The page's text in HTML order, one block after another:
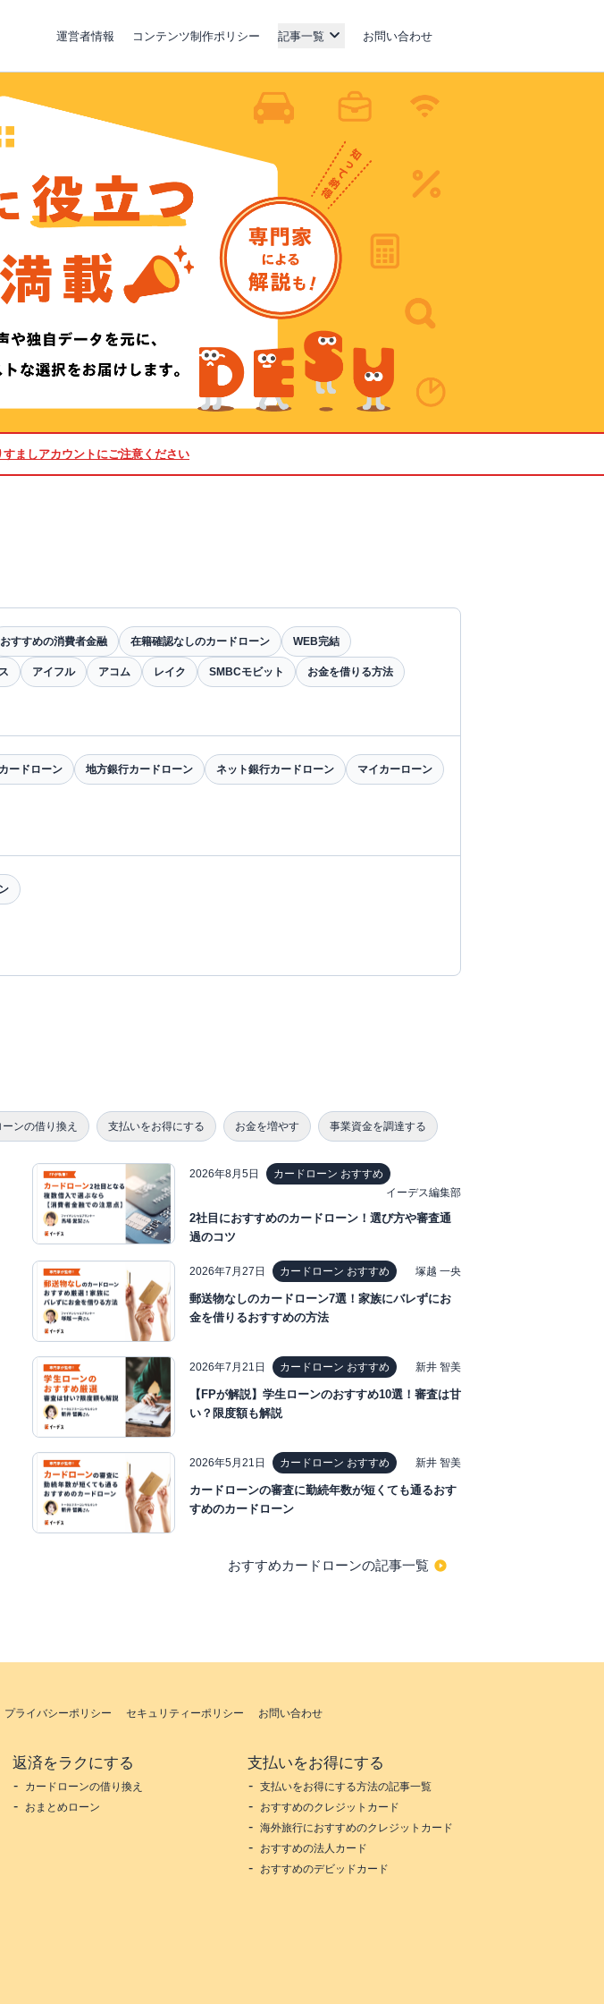
運営者情報 コンテンツ制作ポリシー 記事一覧 お問い合わせ
すましアカウントにご注意ください
おすすめの消費者金融 在籍確認なしのカードローン WEB完結
アイフル アコム レイク SMBCモビット お金を借りる方法
ードローン 地方銀行カードローン ネット銀行カードローン マイカーローン
ンの借り換え 支払いをお得にする お金を増やす 事業資金を調達する
2026年8月5日
カードローン おすすめ
イーデス編集部
2社目におすすめのカードローン！選び方や審査通
過のコツ
2026年7月27日 カードローン おすすめ 塚越 一央
郵送物なしのカードローン7選！家族にバレずにお
金を借りるおすすめの方法
2026年7月21日 カードローン おすすめ 新井 智美
【FPが解説】学生ローンのおすすめ10選！審査は甘
い？限度額も解説
2026年5月21日 カードローン おすすめ 新井 智美
カードローンの審査に勤続年数が短くても通るおす
すめのカードローン
おすすめカードローンの記事一覧
プライバシーポリシー セキュリティーポリシー お問い合わせ
返済をラクにする
カードローンの借り換え
おまとめローン
支払いをお得にする
支払いをお得にする方法の記事一覧
おすすめのクレジットカード
海外旅行におすすめのクレジットカード
おすすめの法人カード
おすすめのデビッドカード